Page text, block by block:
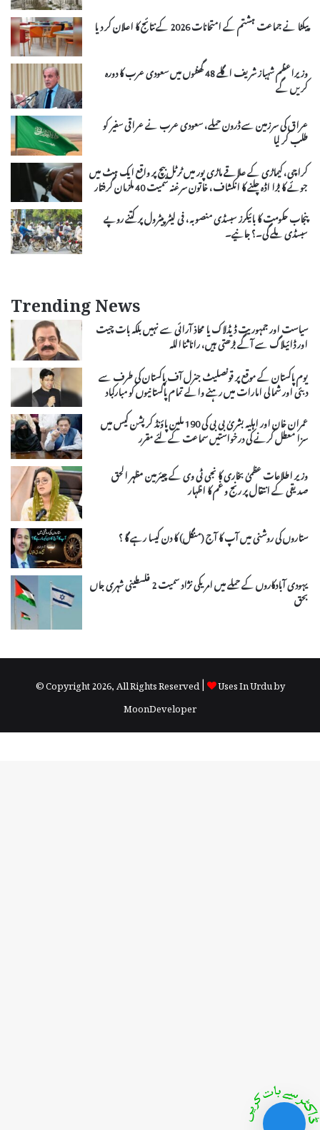
پیکٹا نے جماعت ہشتم کے امتحانات 2026 کے نتائج کا اعلان کر دیا
وزیراعظم شہباز شریف اگلے 48 گھنٹوں میں سعودی عرب کا دورہ
کریں گے
عراق کی سرزمین سے ڈرون حملے، سعودی عرب نے عراقی سفیر کو
طلب کر لیا
کراچی، کیماڑی کے علاقے ماڑی پور میں ٹرٹل بیچ پر واقع ایک ہٹ میں
جوئے کا بڑا اڈہ چلنے کا انکشاف، خاتون سرغنہ سمیت 40 ملزمان گرفتار
پنجاب حکومت کا بائیکرز سبسڈی منصوبہ، فی لیٹر پیٹرول پر کتنے روپے
سبسڈی ملے گی۔؟ جانیے۔
Trending News
سیاست اور جمہوریت ڈیڈلاک یا محاذ آرائی سے نہیں بلکہ بات چیت
اور ڈائیلاگ سے آگے بڑھتی ہیں، راناثنااللہ
یوم پاکستان کے موقع پر قونصلیٹ جنرل آف پاکستان کی طرف سے
دبئی اور شمالی امارات میں رہنے والے تمام پاکستانیوں کو مبارکباد
عمران خان اور اہلیہ بشریٰ بی بی کی 190 ملین پاؤنڈ کرپشن کیس میں
سزا معطل کرنے کی درخواستیں سماعت کے لئے مقرر
وزیر اطلاعات عظمیٰ بخاری کا نجی ٹی وی کے چیئرمین مظہر الحق
صدیقی کے انتقال پر رنج و غم کا اظہار
ستاروں کی روشنی میں آپ کا آج (منگل) کا دن کیسا رہے گا ؟
یہودی آبادکاروں کے حملے میں امریکی نژاد سمیت 2 فلسطینی شہری جاں
بحق
© Copyright 2026, All Rights Reserved |
Uses In Urdu by
MoonDeveloper